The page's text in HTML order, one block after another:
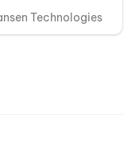
Technologies